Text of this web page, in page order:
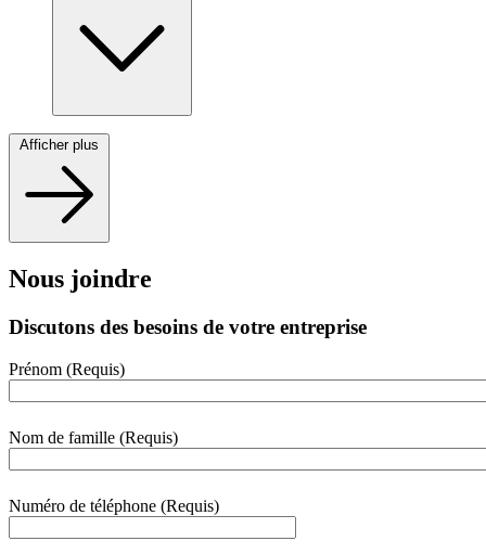
Afficher plus
Nous joindre
Discutons des besoins de votre entreprise
webform
section
Prénom (Requis)
Nom de famille (Requis)
Numéro de téléphone (Requis)